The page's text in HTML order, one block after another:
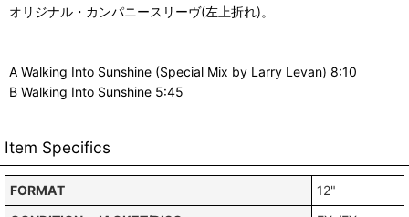
オリジナル・カンパニースリーヴ(左上折れ)。
A Walking Into Sunshine (Special Mix by Larry Levan) 8:10
B Walking Into Sunshine 5:45
Item Specifics
FORMAT
12"